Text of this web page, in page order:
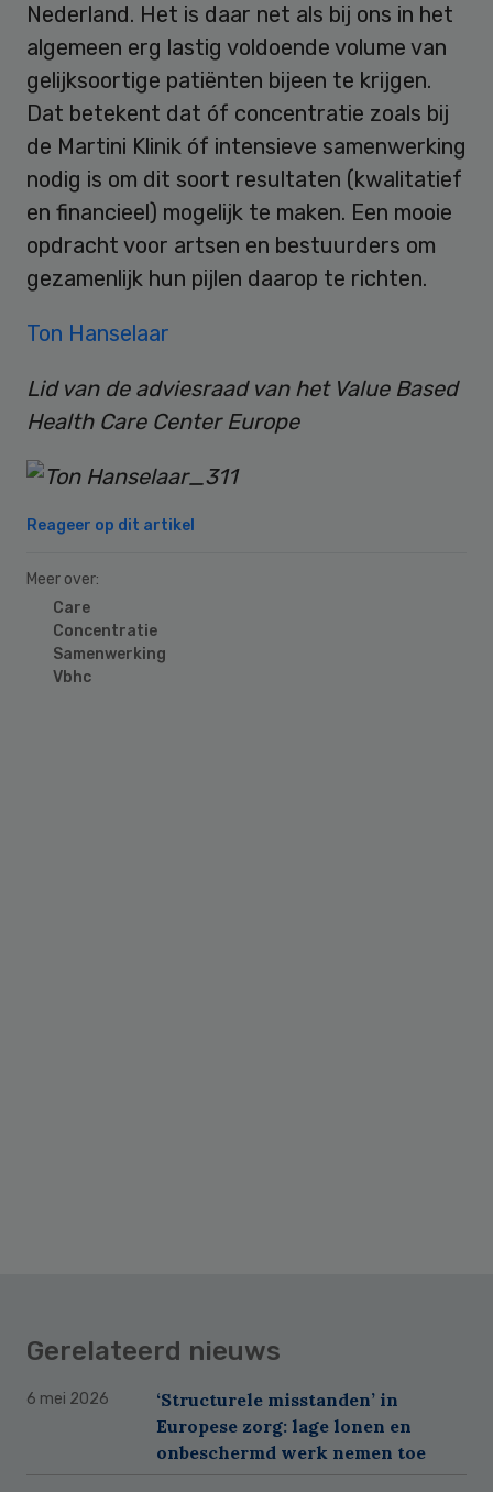
Nederland. Het is daar net als bij ons in het
algemeen erg lastig voldoende volume van
gelijksoortige patiënten bijeen te krijgen.
Dat betekent dat óf concentratie zoals bij
de Martini Klinik óf intensieve samenwerking
nodig is om dit soort resultaten (kwalitatief
en financieel) mogelijk te maken. Een mooie
opdracht voor artsen en bestuurders om
gezamenlijk hun pijlen daarop te richten.
Ton Hanselaar
Lid van de adviesraad van het Value Based
Health Care Center Europe
Reageer op dit artikel
Meer over:
Care
Concentratie
Samenwerking
Vbhc
Gerelateerd nieuws
6 mei 2026
‘Structurele misstanden’ in
Europese zorg: lage lonen en
onbeschermd werk nemen toe